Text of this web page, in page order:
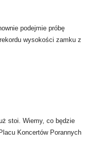
podejmie próbę
wysokości zamku z
stoi. Wiemy, co będzie
Koncertów Porannych